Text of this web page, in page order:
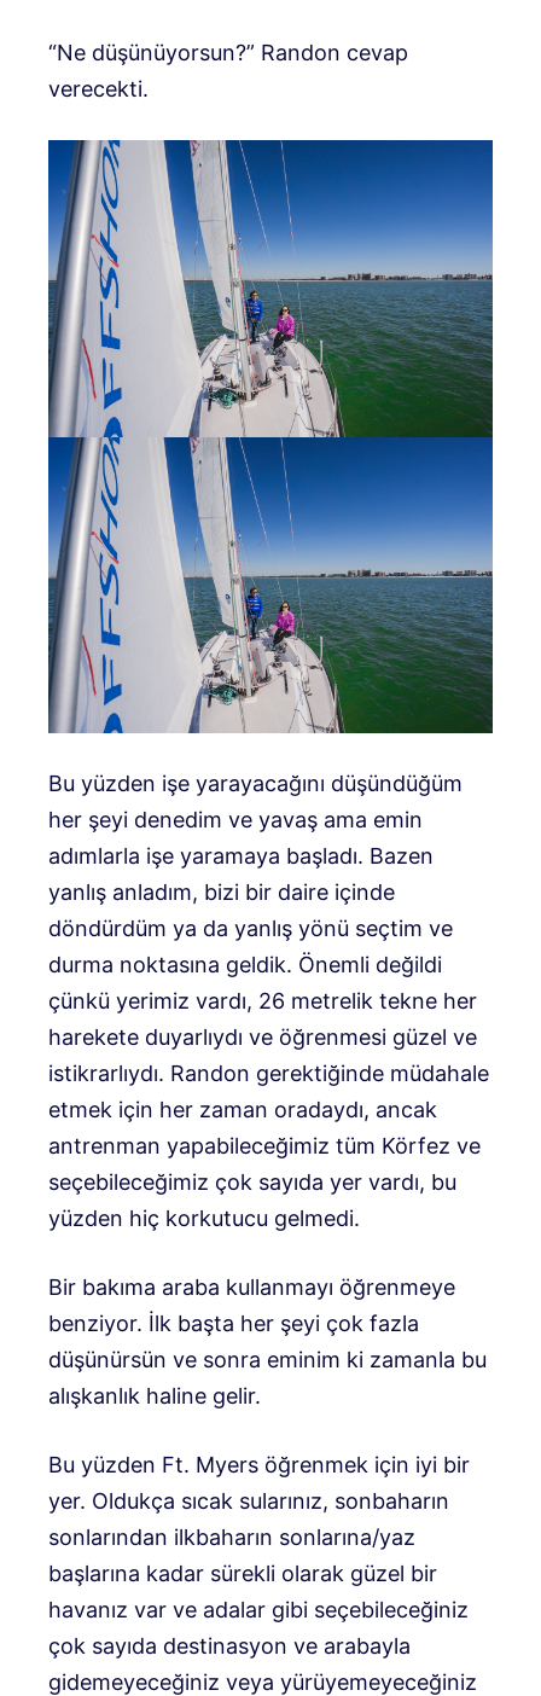
“Ne düşünüyorsun?” Randon cevap
verecekti.
Bu yüzden işe yarayacağını düşündüğüm
her şeyi denedim ve yavaş ama emin
adımlarla işe yaramaya başladı. Bazen
yanlış anladım, bizi bir daire içinde
döndürdüm ya da yanlış yönü seçtim ve
durma noktasına geldik. Önemli değildi
çünkü yerimiz vardı, 26 metrelik tekne her
harekete duyarlıydı ve öğrenmesi güzel ve
istikrarlıydı. Randon gerektiğinde müdahale
etmek için her zaman oradaydı, ancak
antrenman yapabileceğimiz tüm Körfez ve
seçebileceğimiz çok sayıda yer vardı, bu
yüzden hiç korkutucu gelmedi.
Bir bakıma araba kullanmayı öğrenmeye
benziyor. İlk başta her şeyi çok fazla
düşünürsün ve sonra eminim ki zamanla bu
alışkanlık haline gelir.
Bu yüzden Ft. Myers öğrenmek için iyi bir
yer. Oldukça sıcak sularınız, sonbaharın
sonlarından ilkbaharın sonlarına/yaz
başlarına kadar sürekli olarak güzel bir
havanız var ve adalar gibi seçebileceğiniz
çok sayıda destinasyon ve arabayla
gidemeyeceğiniz veya yürüyemeyeceğiniz